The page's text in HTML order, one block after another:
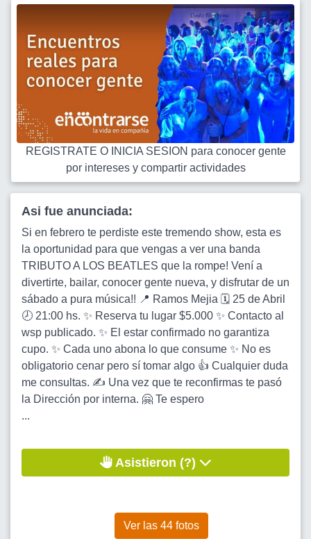
REGISTRATE O INICIA SESION para conocer gente
por intereses y compartir actividades
Asi fue anunciada:
Si en febrero te perdiste este tremendo show, esta es
la oportunidad para que vengas a ver una banda
TRIBUTO A LOS BEATLES que la rompe! Vení a
divertirte, bailar, conocer gente nueva, y disfrutar de un
sábado a pura música!! 📍 Ramos Mejia 🗓 25 de Abril
🕗 21:00 hs. ✨ Reserva tu lugar $5.000 ✨ Contacto al
wsp publicado. ✨ El estar confirmado no garantiza
cupo. ✨ Cada uno abona lo que consume ✨ No es
obligatorio cenar pero sí tomar algo 👍 Cualquier duda
me consultas. ✍️ Una vez que te reconfirmas te pasó
la Dirección por interna. 🤗 Te espero
...
Asistieron (?)
Ver las 44 fotos